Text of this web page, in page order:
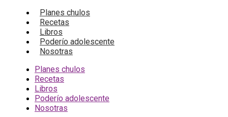
Planes chulos
Recetas
Libros
Poderío adolescente
Nosotras
Planes chulos
Recetas
Libros
Poderío adolescente
Nosotras